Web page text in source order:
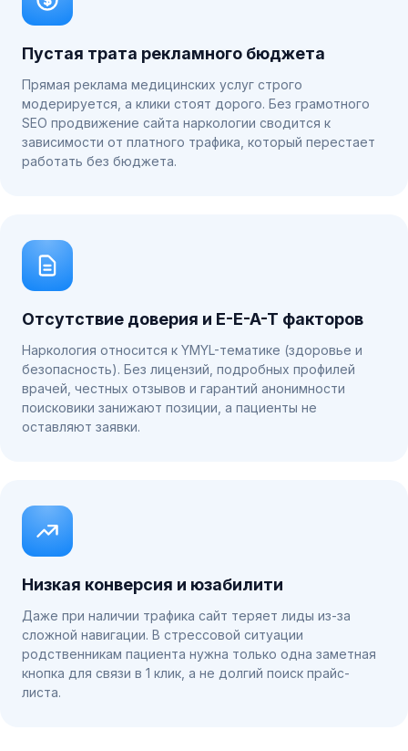
Пустая трата рекламного бюджета
Прямая реклама медицинских услуг строго
модерируется, а клики стоят дорого. Без грамотного
SEO продвижение сайта наркологии сводится к
зависимости от платного трафика, который перестает
работать без бюджета.
Отсутствие доверия и E-E-A-T факторов
Наркология относится к YMYL-тематике (здоровье и
безопасность). Без лицензий, подробных профилей
врачей, честных отзывов и гарантий анонимности
поисковики занижают позиции, а пациенты не
оставляют заявки.
Низкая конверсия и юзабилити
Даже при наличии трафика сайт теряет лиды из-за
сложной навигации. В стрессовой ситуации
родственникам пациента нужна только одна заметная
кнопка для связи в 1 клик, а не долгий поиск прайс-
листа.